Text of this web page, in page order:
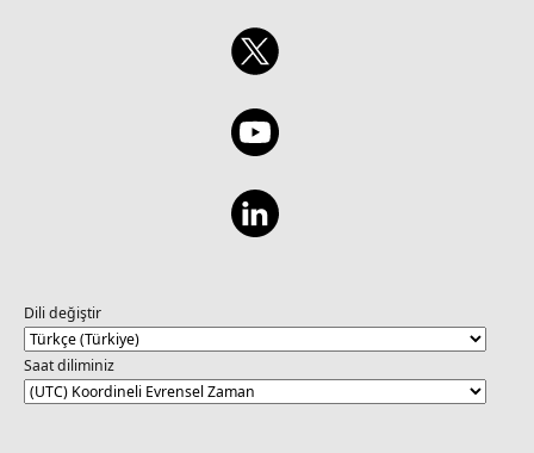
Dili değiştir
Saat diliminiz